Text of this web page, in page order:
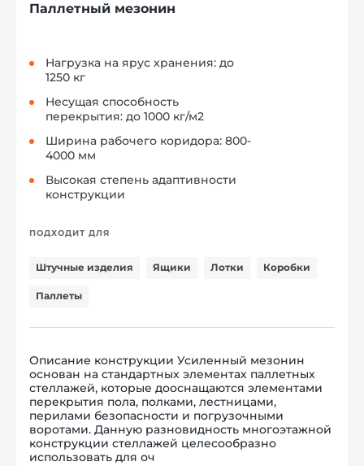
Паллетный мезонин
Нагрузка на ярус хранения: до
1250 кг
Несущая способность
перекрытия: до 1000 кг/м2
Ширина рабочего коридора: 800-
4000 мм
Высокая степень адаптивности
конструкции
ПОДХОДИТ ДЛЯ
Штучные изделия Ящики Лотки Коробки
Паллеты
Описание конструкции Усиленный мезонин
основан на стандартных элементах паллетных
стеллажей, которые дооснащаются элементами
перекрытия пола, полками, лестницами,
перилами безопасности и погрузочными
воротами. Данную разновидность многоэтажной
конструкции стеллажей целесообразно
использовать для оч